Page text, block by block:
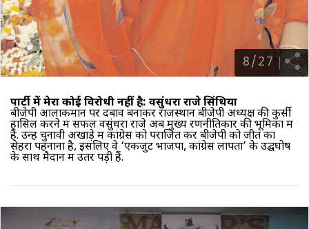
8/27
पार्टी में मेरा कोई विरोधी नहीं है: वसुंधरा राजे सिंधिया
बीजेपी आलाकमान पर दबाव बनाकर राजस्थान बीजेपी अध्यक्ष की कुर्सी
हासिल करने में सफल वसुंधरा राजे अब मुख्य रणनीतिकार की भूमिका में
हैं. उन्हें चुनावी अखाड़े में कांग्रेस को पराजित कर बीजेपी को जीत का
सेहरा पहनाना है, इसलिए वे ‘एकजुट भाजपा, कांग्रेस लापता’ के उद्घघोष
के साथ मैदान में उतर पड़ी हैं.